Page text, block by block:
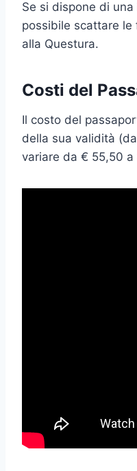
Se si dispone di
possibile scattare
alla Questura.
Costi del
Il costo del
della sua validità
variare da € 55,50